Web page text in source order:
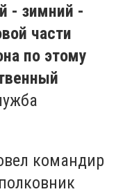
- зимний -
части
по этому
командир